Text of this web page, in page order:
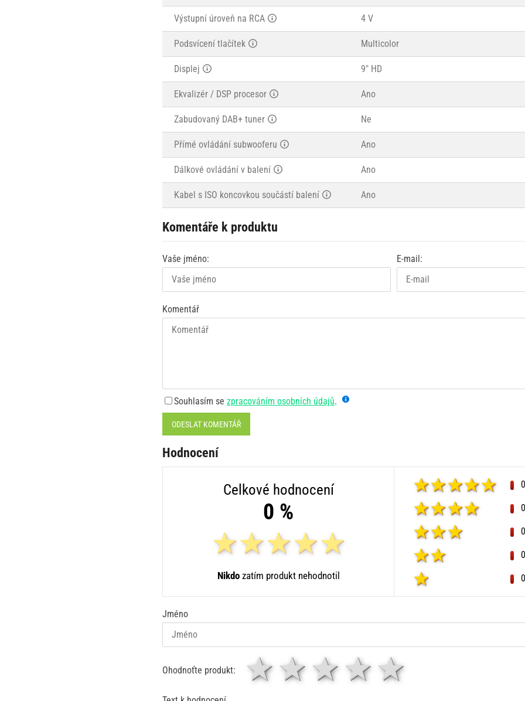
Výstupní úroveň na RCA 4 V
Podsvícení tlačítek Multicolor
Displej 9" HD
Ekvalizér / DSP procesor Ano
Zabudovaný DAB+ tuner Ne
Přímé ovládání subwooferu Ano
Dálkové ovládání v balení Ano
Kabel s ISO koncovkou součástí balení Ano
Komentáře k produktu
Vaše jméno: E-mail:
Komentář
Souhlasím se zpracováním osobních údajů.
ODESLAT KOMENTÁŘ
Hodnocení
Celkové hodnocení
0 %
Nikdozatím produkt nehodnotil
Jméno
Ohodnoťte produkt: 4 hvězdy
3 hvězdy
2 hvězdy
1 hvězda